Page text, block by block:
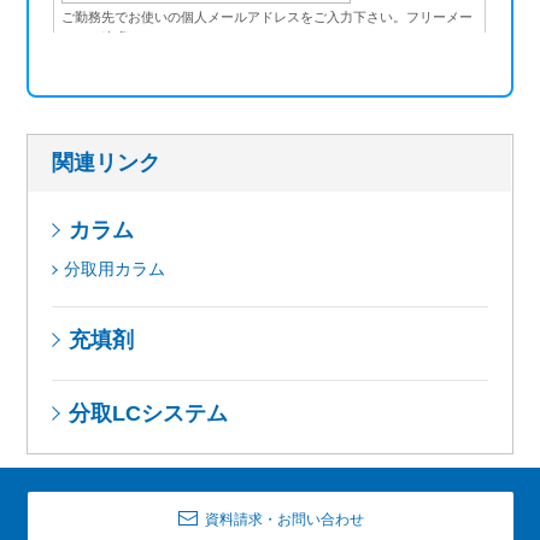
関連リンク
カラム
分取用カラム
充填剤
分取LCシステム
資料請求・お問い合わせ